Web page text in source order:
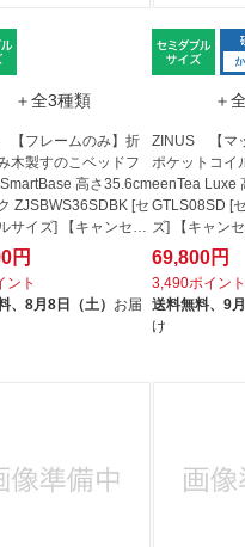
＋全3種類
フレームのみ】折
木製すのこベッドフ
高さ35.6cm
ZJSBWS36SDBK [セ
サイズ] 【キャンセ
...
円
ント
、 8月8日（土） お届
＋
ZINUS 【マ
ポケットコイ
eenTea Luxe
GTLS08SD [
ズ] 【キャン
69,800円
3,490ポイント
送料無料、9
け